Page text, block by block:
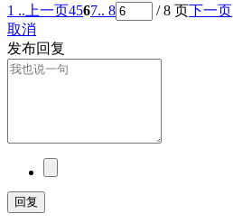
1 .. 上一页4567.. 8 / 8 页下一页
取消
发布回复
回复